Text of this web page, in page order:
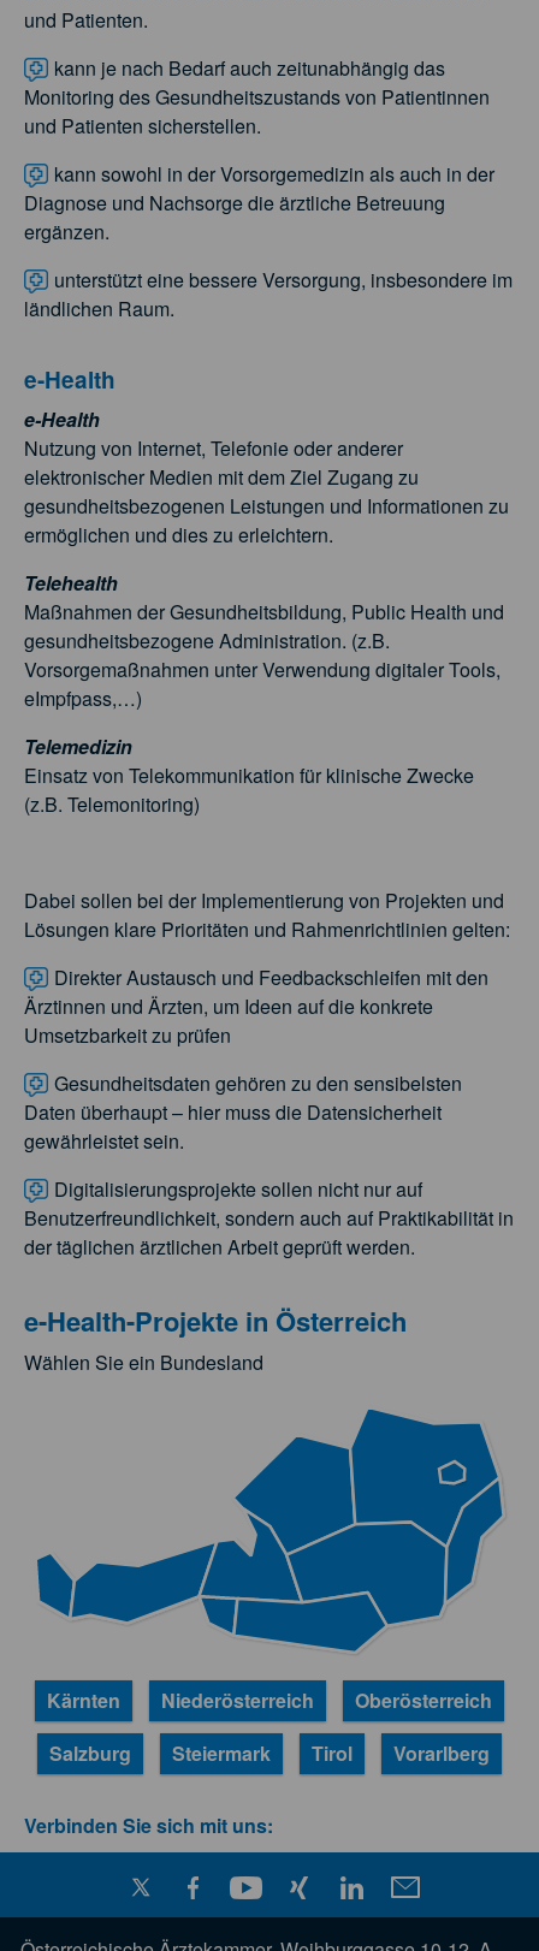
und Patienten.
kann je nach Bedarf auch zeitunabhängig das
Monitoring des Gesundheitszustands von Patientinnen
und Patienten sicherstellen.
kann sowohl in der Vorsorgemedizin als auch in der
Diagnose und Nachsorge die ärztliche Betreuung
ergänzen.
unterstützt eine bessere Versorgung, insbesondere im
ländlichen Raum.
e-Health
e-Health
Nutzung von Internet, Telefonie oder anderer
elektronischer Medien mit dem Ziel Zugang zu
gesundheitsbezogenen Leistungen und Informationen zu
ermöglichen und dies zu erleichtern.
Telehealth
Maßnahmen der Gesundheitsbildung, Public Health und
gesundheitsbezogene Administration. (z.B.
Vorsorgemaßnahmen unter Verwendung digitaler Tools,
eImpfpass,…)
Telemedizin
Einsatz von Telekommunikation für klinische Zwecke
(z.B. Telemonitoring)
Dabei sollen bei der Implementierung von Projekten und
Lösungen klare Prioritäten und Rahmenrichtlinien gelten:
Direkter Austausch und Feedbackschleifen mit den
Ärztinnen und Ärzten, um Ideen auf die konkrete
Umsetzbarkeit zu prüfen
Gesundheitsdaten gehören zu den sensibelsten
Daten überhaupt – hier muss die Datensicherheit
gewährleistet sein.
Digitalisierungsprojekte sollen nicht nur auf
Benutzerfreundlichkeit, sondern auch auf Praktikabilität in
der täglichen ärztlichen Arbeit geprüft werden.
e-Health-Projekte in Österreich
Wählen Sie ein Bundesland
Kärnten Niederösterreich
Oberösterreich
Salzburg
Steiermark Tirol Vorarlberg
Verbinden Sie sich mit uns: